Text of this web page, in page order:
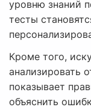
уровню знаний
тесты
Кроме того,
анализировать
показывает
объяснить